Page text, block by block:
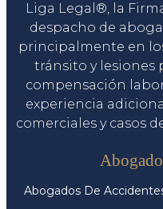
Liga Legal®, la
despacho de
principalmente en
tránsito y lesiones
compensación
experiencia
comerciales y casos
Abogados De